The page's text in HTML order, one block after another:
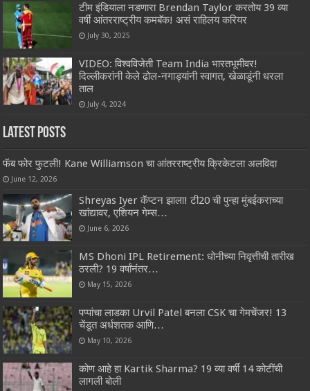
टीम इंडियाला नडणारा Brendan Taylor करतोय 39 व्या
वर्षी आंतरराष्ट्रीय कमबॅक! असं राहिलय करियर
July 30, 2025
VIDEO: विश्वविजेती Team India भारतभूमीवर!
दिल्लीकरांनी केले ढोल-नगाड्यांनी स्वागत, खेळाडूंनी धरला
ताल
July 4, 2024
Latest Posts
फॅब फोर फुटली! Kane Williamson चा आंतरराष्ट्रीय क्रिकेटला अलविदा
June 12, 2026
Shreyas Iyer कॅप्टन झाला! टी20 ची पुन्हा मुंबईकराच्या
खांद्यावर, एशियन गेम्स…
June 6, 2026
MS Dhoni IPL Retirement: धोनीच्या निवृत्तीची तारीख
ठरली? 19 वर्षांनंतर…
May 15, 2026
पप्पांचा लाडका Urvil Patel बनला CSK चा गेमचेंजर! 13
चेंडूत अर्धशतक आणि…
May 10, 2026
कोण आहे हा Kartik Sharma? 19 व्या वर्षी 14 कोटींची
लागली बोली